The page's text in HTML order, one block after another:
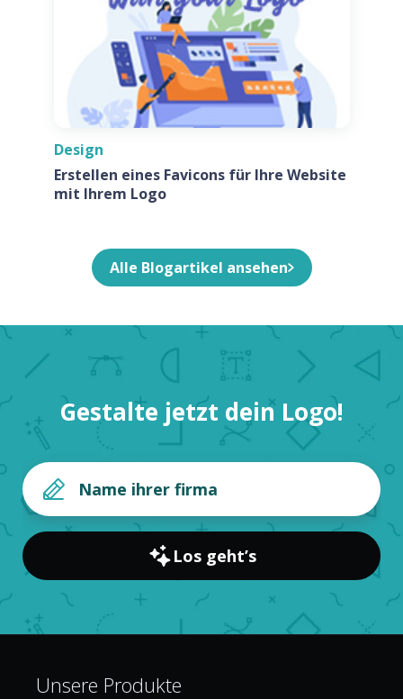
Design
Erstellen eines Favicons für Ihre Website
mit Ihrem Logo
Alle Blogartikel ansehen
Gestalte jetzt dein Logo!
Los geht’s
Unsere Produkte